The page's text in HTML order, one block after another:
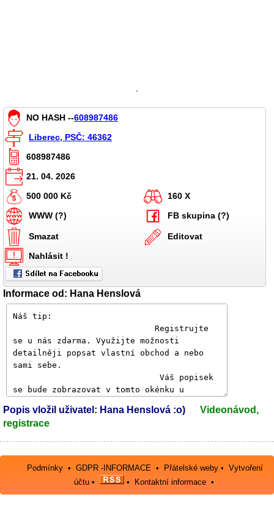
`
NO HASH --608987486
Liberec, PSČ: 46362
608987486
21. 04. 2026
500 000 Kč
160 X
WWW (?)
FB skupina (?)
Smazat
Editovat
Nahlásit !
Informace od: Hana Henslová
Popis vložil uživatel: Hana Henslová :o)
Videonávod,
registrace
Podmínky •GDPR -INFORMACE • Přátelské weby •Vytvoření
účtu• • Kontaktní informace•